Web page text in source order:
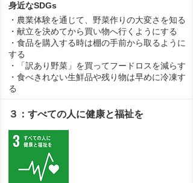
身近なSDGs
・農業体験を通じて、野菜作りの大変さを知る
・献立を決めてから買い物へ行くようにする
・食品を購入する時は棚の手前から取るように
する
・「訳あり野菜」を買ってフードロスを減らす
・食べきれない生鮮品や残り物は早めに冷凍す
る
３：すべての人に健康と福祉を